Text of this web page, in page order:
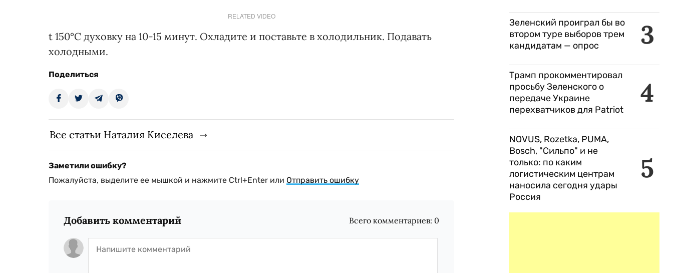
RELATED VIDEO
t 150°С духовку на 10-15 минут. Охладите и поставьте в холодильник. Подавать
холодными.
Поделиться
Все статьи Наталия Киселева
Заметили ошибку?
Пожалуйста, выделите ее мышкой и нажмите Ctrl+Enter или Отправить ошибку
Добавить комментарий Всего комментариев: 0
3
Зеленский проиграл бы во
втором туре выборов трем
кандидатам — опрос
4
Трамп прокомментировал
просьбу Зеленского о
передаче Украине
перехватчиков для Patriot
5
NOVUS, Rozetka, PUMA,
Bosch, "Сильпо" и не
только: по каким
логистическим центрам
наносила сегодня удары
Россия